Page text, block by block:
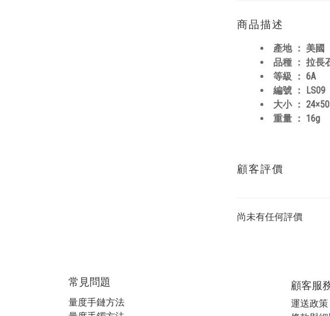
商品描述
產地 ： 美國
品種 ： 拉長
等級 ： 6A
編號 ： LS09
大小 ：
重量 ： 16g
顧客評價
尚未有任何評價
常見問題
量度手鏈方法
顧客服
運送政策